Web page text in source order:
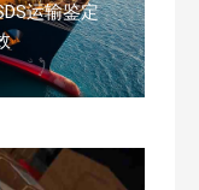
运输鉴定